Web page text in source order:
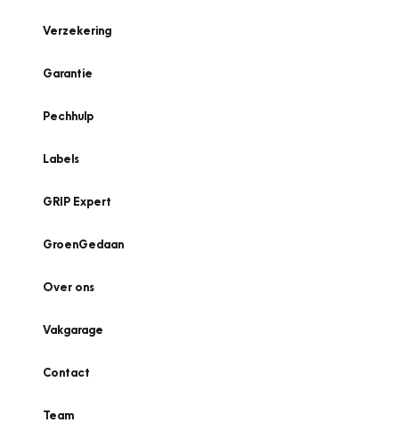
Verzekering
Garantie
Pechhulp
Labels
GRIP Expert
GroenGedaan
Over ons
Vakgarage
Contact
Team